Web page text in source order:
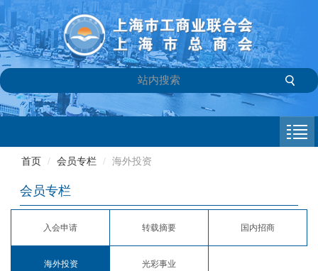
商会介绍
会员专栏
参政议政
首页 / 会员专栏 / 海外投资
会员专栏
入会申请 转载摘要 国内招商
海外投资 光彩事业